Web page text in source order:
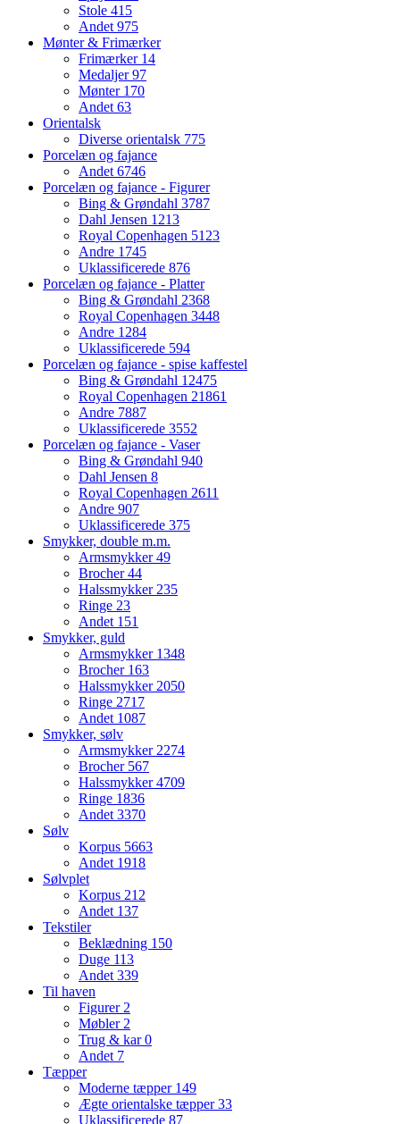
Stole 415
Andet 975
Mønter & Frimærker
Frimærker 14
Medaljer97
Mønter 170
Andet 63
Orientalsk
Diverse orientalsk 775
Porcelæn og fajance
Andet 6746
Porcelæn og fajance - Figurer
Bing & Grøndahl 3787
Dahl Jensen 1213
Royal Copenhagen 5123
Andre 1745
Uklassificerede 876
Porcelæn og fajance - Platter
Bing & Grøndahl 2368
Royal Copenhagen 3448
Andre 1284
Uklassificerede 594
Porcelæn og fajance - spise kaffestel
Bing & Grøndahl 12475
Royal Copenhagen 21861
Andre 7887
Uklassificerede 3552
Porcelæn og fajance - Vaser
Bing & Grøndahl 940
Dahl Jensen 8
Royal Copenhagen 2611
Andre 907
Uklassificerede 375
Smykker, double m.m.
Armsmykker49
Brocher44
Halssmykker 235
Ringe 23
Andet 151
Smykker, guld
Armsmykker 1348
Brocher 163
Halssmykker 2050
Ringe 2717
Andet 1087
Smykker, sølv
Armsmykker 2274
Brocher 567
Halssmykker4709
Ringe 1836
Andet 3370
Sølv
Korpus 5663
Andet 1918
Sølvplet
Korpus 212
Andet 137
Tekstiler
Beklædning 150
Duge 113
Andet 339
Til haven
Figurer 2
Møbler 2
Trug & kar0
Andet 7
Tæpper
Moderne tæpper 149
Ægte orientalske tæpper33
Uklassificerede 87